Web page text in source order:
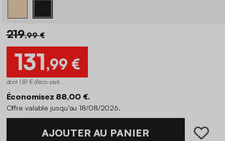
219,99 €
131,99 €
dont 1,81 € d'éco-part.
Économisez 88,00 €.
Offre valable jusqu’au 18/08/2026.
AJOUTER AU PANIER